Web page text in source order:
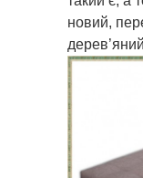
новий,